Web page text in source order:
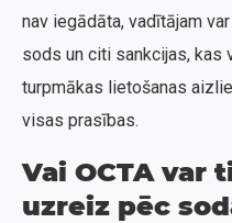
nav iegādāta, vadītājam
sods un citi sankcijas, kas
turpmākas lietošanas
visas prasības.
Vai OCTA var
uzreiz pēc